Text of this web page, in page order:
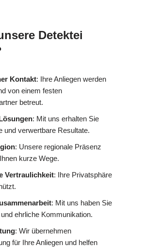
Detektei
Kontakt: Ihre Anliegen werden
von einem festen
betreut.
: Mit uns erhalten Sie
und verwertbare Resultate.
: Unsere regionale Präsenz
kurze Wege.
Vertraulichkeit: Ihre Privatsphäre
: Mit uns haben Sie
ehrliche Kommunikation.
: Wir übernehmen
für Ihre Anliegen und helfen